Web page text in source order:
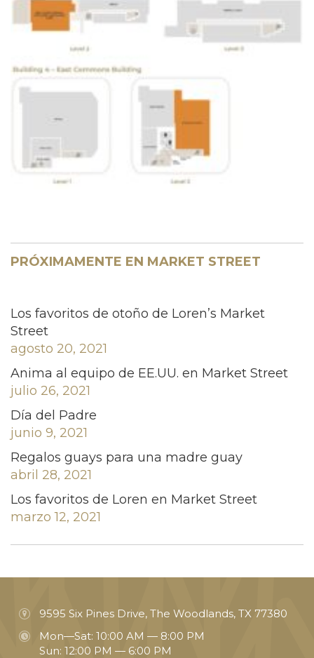
PRÓXIMAMENTE EN MARKET STREET
Los favoritos de otoño de Loren’s Market
Street
agosto 20, 2021
Anima al equipo de EE.UU. en Market Street
julio 26, 2021
Día del Padre
junio 9, 2021
Regalos guays para una madre guay
abril 28, 2021
Los favoritos de Loren en Market Street
marzo 12, 2021
9595 Six Pines Drive, The Woodlands, TX 77380
Mon—Sat: 10:00 AM — 8:00 PM
Sun: 12:00 PM — 6:00 PM